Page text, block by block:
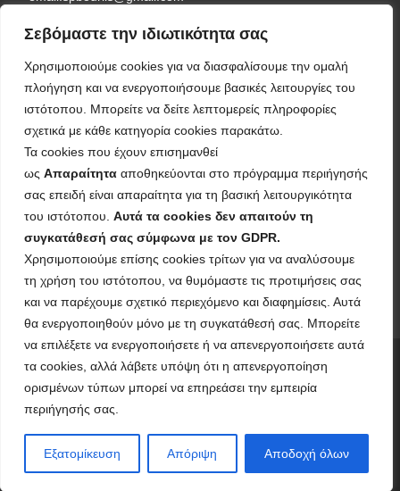
Σεβόμαστε την ιδιωτικότητα σας
Χρησιμοποιούμε cookies για να διασφαλίσουμε την ομαλή
πλοήγηση και να ενεργοποιήσουμε βασικές λειτουργίες του
ιστότοπου. Μπορείτε να δείτε λεπτομερείς πληροφορίες
σχετικά με κάθε κατηγορία cookies παρακάτω.
Τα cookies που έχουν επισημανθεί
ως Απαραίτητα αποθηκεύονται στο πρόγραμμα περιήγησής
σας επειδή είναι απαραίτητα για τη βασική λειτουργικότητα
του ιστότοπου. Αυτά τα cookies δεν απαιτούν τη
συγκατάθεσή σας σύμφωνα με τον GDPR.
Χρησιμοποιούμε επίσης cookies τρίτων για να αναλύσουμε
τη χρήση του ιστότοπου, να θυμόμαστε τις προτιμήσεις σας
και να παρέχουμε σχετικό περιεχόμενο και διαφημίσεις. Αυτά
θα ενεργοποιηθούν μόνο με τη συγκατάθεσή σας. Μπορείτε
να επιλέξετε να ενεργοποιήσετε ή να απενεργοποιήσετε αυτά
τα cookies, αλλά λάβετε υπόψη ότι η απενεργοποίηση
ορισμένων τύπων μπορεί να επηρεάσει την εμπειρία
περιήγησής σας.
Εξατομίκευση Απόριψη Αποδοχή όλων
Η επιχείρηση χρηματοδοτήθηκε από τη Δράση του
(ΕΣΠΑ 2021-2027 «Πράσινη Παραγωγική Επένδυση ΜμΕ»
της Δέσμης Δράσεων ''Πράσινη
Μετάβαση ΜμΕ''. Η Δράση στοχεύει στην αξιοποίηση και
ανάπτυξη σύγχρονων
τεχνολογιών από τις ΜμΕ, στην αναβάθμιση των
παραγόμενων προϊόντων /υπηρεσιών και
εν γένει δραστηριοτήτων τους.
© 2026 ΜΠΟΥΡΛΗΣ Ι.Α.Ε.Ε.– Με επιφύλαξη παντός
δικαιώματος
Υλοποιήθηκε από